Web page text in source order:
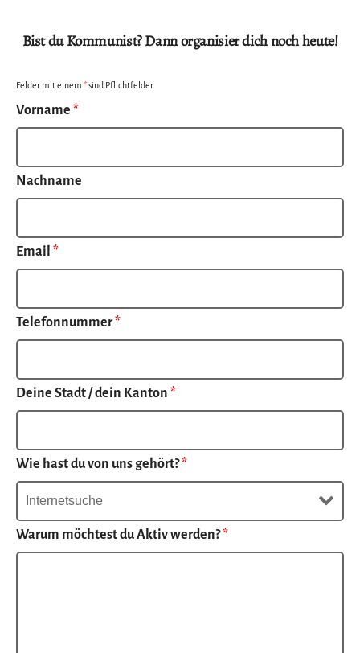
Bist du Kommunist? Dann organisier dich noch heute!
Felder mit einem *sind Pflichtfelder
Vorname *
Nachname
Email *
Telefonnummer*
Deine Stadt / dein Kanton *
Wie hast du von uns gehört?*
Warum möchtest du Aktiv werden?*